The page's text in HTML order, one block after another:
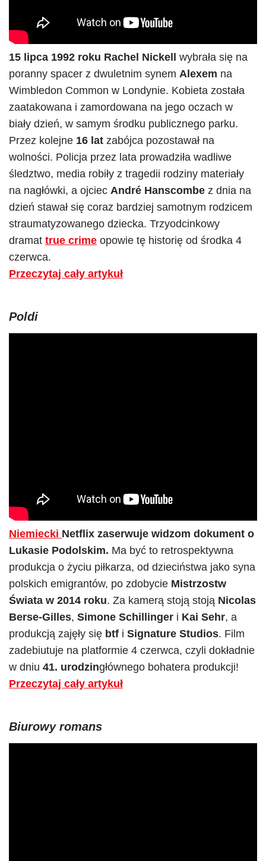
15 lipca 1992 roku Rachel Nickell
wybrała się na
poranny spacer z dwuletnim synem Alexem na
Wimbledon Common w Londynie. Kobieta została
zaatakowana i zamordowana na jego oczach w
biały dzień, w samym środku publicznego parku.
Przez kolejne 16 lat zabójca pozostawał na
wolności. Policja przez lata prowadziła wadliwe
śledztwo, media robiły z tragedii rodziny materiały
na nagłówki, a ojciec André Hanscombe z dnia na
dzień stawał się coraz bardziej samotnym rodzicem
straumatyzowanego dziecka. Trzyodcinkowy
dramat true crime opowie tę historię od środka 4
czerwca.
Przeczytaj cały artykuł
Poldi
Niemiecki Netflix zaserwuje widzom dokument o
Lukasie Podolskim. Ma być to retrospektywna
produkcja o życiu piłkarza, od dzieciństwa jako syna
polskich emigrantów, po zdobycie Mistrzostw
Świata w 2014 roku. Za kamerą stoją stoją Nicolas
Berse-Gilles, Simone Schillinger i Kai Sehr, a
produkcją zajęły się btf i Signature Studios. Film
zadebiutuje na platformie 4 czerwca, czyli dokładnie
w dniu 41. urodzingłównego bohatera produkcji!
Przeczytaj cały artykuł
Biurowy romans